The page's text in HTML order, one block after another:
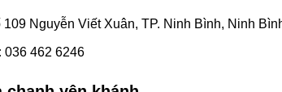
109 Nguyễn Viết Xuân, TP. Ninh Bình, Ninh
036 462 6246